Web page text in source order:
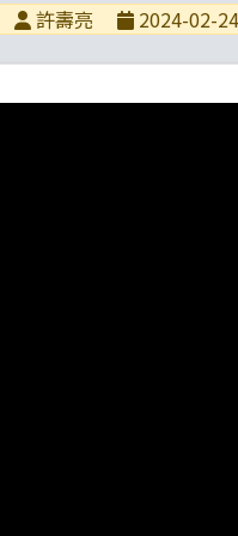
許壽亮 2024-02-